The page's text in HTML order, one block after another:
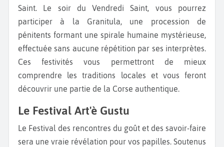
Saint. Le soir du Vendredi Saint, vous pourrez
participer à la Granitula, une procession de
pénitents formant une spirale humaine mystérieuse,
effectuée sans aucune répétition par ses interprètes.
Ces festivités vous permettront de mieux
comprendre les traditions locales et vous feront
découvrir une partie de la Corse authentique.
Le Festival Art'è Gustu
Le Festival des rencontres du goût et des savoir-faire
sera une vraie révélation pour vos papilles. Soutenus